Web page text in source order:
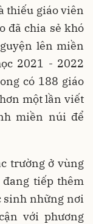
thiếu giáo viên
đã chia sẻ khó
lên miền
2021 - 2022
có 188 giáo
một lần viết
miền núi để
trường ở vùng
tiếp thêm
sinh những nơi
với phương